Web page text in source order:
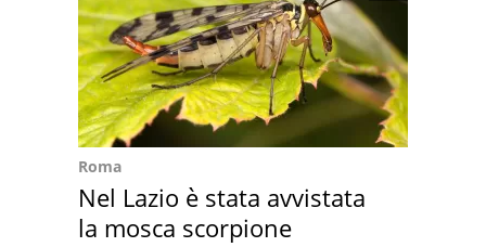
Roma
Nel Lazio è stata avvistata
la mosca scorpione